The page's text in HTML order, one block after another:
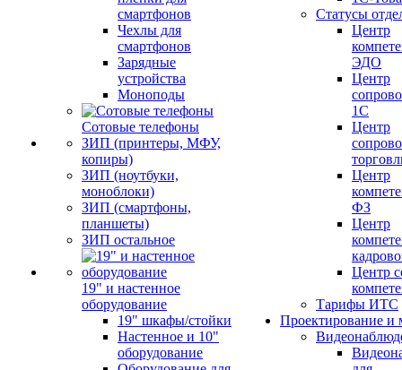
смартфонов
Чехлы для
смартфонов
Зарядные
устройства
Моноподы
Сотовые телефоны
ЗИП (принтеры, МФУ,
копиры)
ЗИП (ноутбуки,
моноблоки)
ЗИП (смартфоны,
планшеты)
ЗИП остальное
19" и настенное
оборудование
19" шкафы/стойки
Настенное и 10"
оборудование
Статусы
Центр
ЭДО
Центр
1С
Центр
Центр
ФЗ
Центр
Центр
Тарифы ИТС
Проектирование и